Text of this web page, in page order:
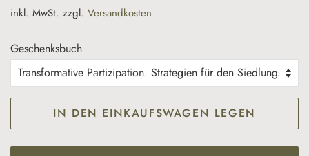
inkl. MwSt. zzgl. Versandkosten
Geschenksbuch
IN DEN EINKAUFSWAGEN LEGEN